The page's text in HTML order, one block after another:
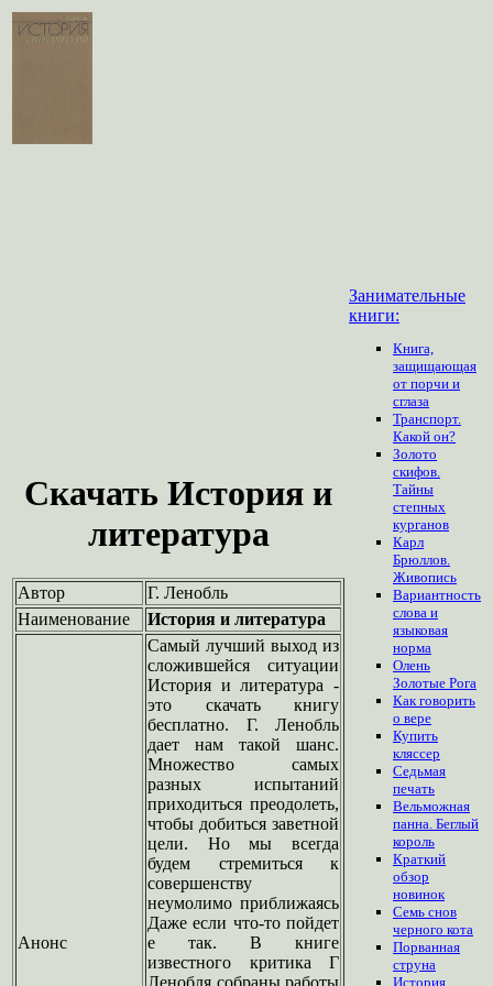
Скачать История и
литература
Автор
Г. Ленобль
Наименование
История и литература
Анонс
Самый лучший выход из
сложившейся ситуации
История и литература -
это скачать книгу
бесплатно. Г. Ленобль
дает нам такой шанс.
Множество самых
разных испытаний
приходиться преодолеть,
чтобы добиться заветной
цели. Но мы всегда
будем стремиться к
совершенству
неумолимо приближаясь
Даже если что-то пойдет
е так. В книге
известного критика Г
Занимательные
книги:
Книга,
защищающая
от порчи и
сглаза
Транспорт.
Какой он?
Золото
скифов.
Тайны
степных
курганов
Карл
Брюллов.
Живопись
Вариантность
слова и
языковая
норма
Олень
Золотые Рога
Как говорить
о вере
Купить
кляссер
Седьмая
печать
Вельможная
панна. Беглый
король
Краткий
обзор
новинок
Семь снов
черного кота
Порванная
струна
История